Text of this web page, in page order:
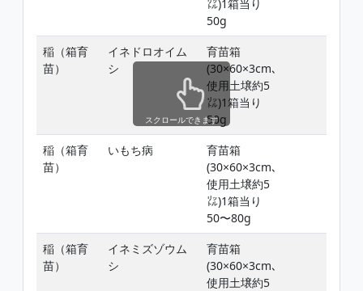
㍑)1箱当り
50g
稲（箱育
苗）
イネドロオイム
シ
育苗箱
(30×60×3cm､
使用土壌約5
㍑)1箱当り
50g
稲（箱育
苗）
いもち病
育苗箱
(30×60×3cm､
使用土壌約5
㍑)1箱当り
50〜80g
稲（箱育
苗）
イネミズゾウム
シ
育苗箱
(30×60×3cm､
使用土壌約5
スクロールできます